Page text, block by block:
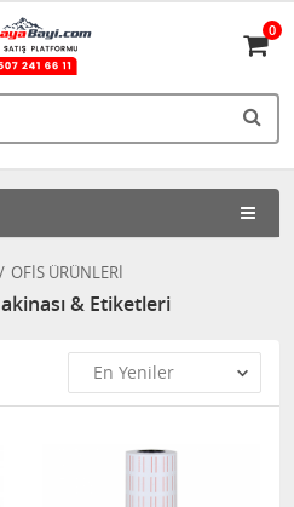
0
OFİS ÜRÜNLERİ
& Etiketleri